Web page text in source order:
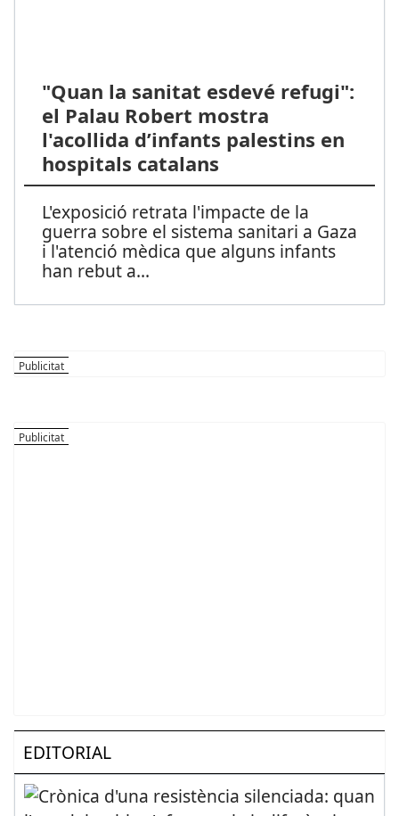
"Quan la sanitat esdevé refugi":
el Palau Robert mostra
l'acollida d’infants palestins en
hospitals catalans
L'exposició retrata l'impacte de la
guerra sobre el sistema sanitari a Gaza
i l'atenció mèdica que alguns infants
han rebut a...
EDITORIAL